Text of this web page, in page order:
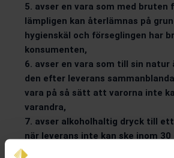
5. avser en vara som med bruten
lämpligen kan återlämnas på
hygienskäl och förseglingen har
konsumenten,
6. avser en vara som till sin natur
den efter leverans
vara på så sätt att varorna inte
varandra,
7. avser alkoholhaltig dryck till
när leverans inte kan ske inom 30
värdet på drycken vid leveransen